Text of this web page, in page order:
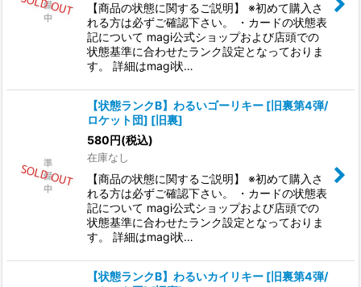
【商品の状態に関するご説明】 ※初めて購入さ
れる方は必ずご確認下さい。 ・カードの状態表
記について magi公式ショップおよび店頭での
状態基準に合わせたランク設定となっておりま
す。 詳細はmagi状…
【状態ランクB】わるいゴーリキー [旧裏第4弾/
ロケット団] [旧裏]
580円(税込)
在庫なし
【商品の状態に関するご説明】 ※初めて購入さ
れる方は必ずご確認下さい。 ・カードの状態表
記について magi公式ショップおよび店頭での
状態基準に合わせたランク設定となっておりま
す。 詳細はmagi状…
【状態ランクB】わるいカイリキー [旧裏第4弾/